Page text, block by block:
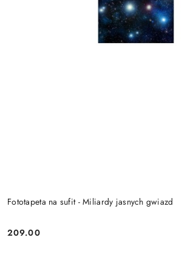
Fototapeta na sufit - Miliardy jasnych gwiazd
Cena:
209.00